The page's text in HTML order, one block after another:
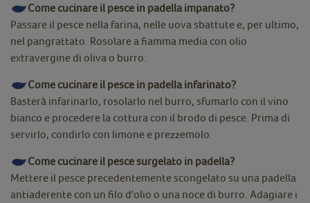
Come cucinare il pesce in padella impanato?
Passare il pesce nella farina, nelle uova sbattute e, per ultimo,
nel pangrattato. Rosolare a fiamma media con olio
extravergine di oliva o burro.
Come cucinare il pesce in padella infarinato?
Basterà infarinarlo, rosolarlo nel burro, sfumarlo con il vino
bianco e procedere la cottura con il brodo di pesce. Prima di
servirlo, condirlo con limone e prezzemolo.
Come cucinare il pesce surgelato in padella?
Mettere il pesce precedentemente scongelato su una padella
antiaderente con un filo d'olio o una noce di burro. Adagiare i